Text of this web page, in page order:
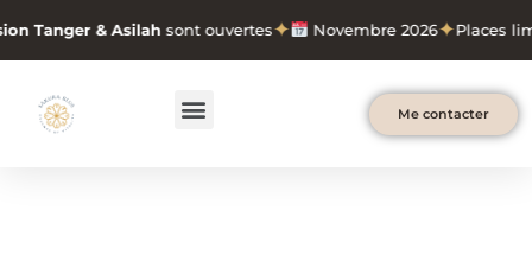
au
contenu
Tanger & Asilahsont ouvertes✦ Novembre 2026✦Places
Menu Me contacter